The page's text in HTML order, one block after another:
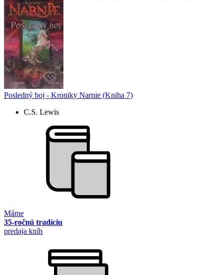
Posledný boj - Kroniky Narnie (Kniha 7)
C.S. Lewis
Máme
35-ročnú tradíciu
predaja kníh